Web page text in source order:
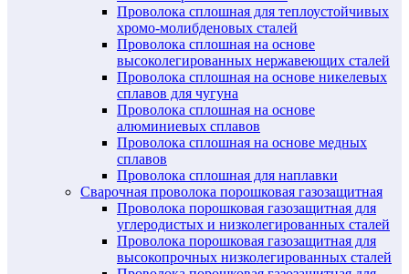
Проволока сплошная для теплоустойчивых
хромо-молибденовых сталей
Проволока сплошная на основе
высоколегированных нержавеющих сталей
Проволока сплошная на основе никелевых
сплавов для чугуна
Проволока сплошная на основе
алюминиевых сплавов
Проволока сплошная на основе медных
сплавов
Проволока сплошная для наплавки
Сварочная проволока порошковая газозащитная
Проволока порошковая газозащитная для
углеродистых и низколегированных сталей
Проволока порошковая газозащитная для
высокопрочных низколегированных сталей